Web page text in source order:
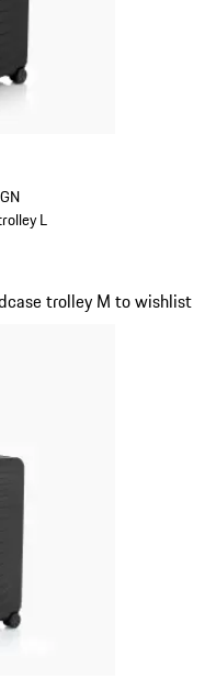
L
trolley M to wishlist